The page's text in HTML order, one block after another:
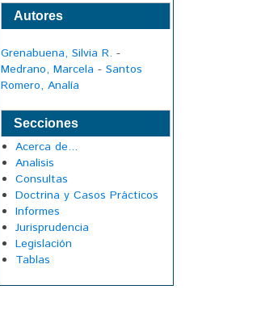
Autores
Grenabuena, Silvia R. -
Medrano, Marcela - Santos
Romero, Analía
Secciones
Acerca de...
Analisis
Consultas
Doctrina y Casos Prácticos
Informes
Jurisprudencia
Legislación
Tablas